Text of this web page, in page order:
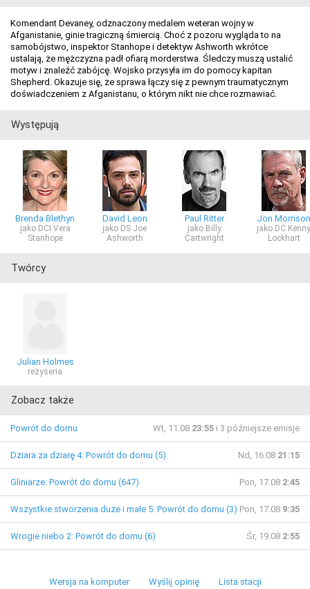
Komendant Devaney, odznaczony medalem weteran wojny w
Afganistanie, ginie tragiczną śmiercią. Choć z pozoru wygląda to na
samobójstwo, inspektor Stanhope i detektyw Ashworth wkrótce
ustalają, że mężczyzna padł ofiarą morderstwa. Śledczy muszą ustalić
motyw i znaleźć zabójcę. Wojsko przysyła im do pomocy kapitan
Shepherd. Okazuje się, że sprawa łączy się z pewnym traumatycznym
doświadczeniem z Afganistanu, o którym nikt nie chce rozmawiać.
Występują
Brenda Blethyn
jako DCI Vera
Stanhope
David Leon
jako DS Joe
Ashworth
Paul Ritter
jako Billy
Cartwright
Jon Morrison
jako DC Kenny
Lockhart
Twórcy
Julian Holmes
reżyseria
Zobacz także
Powrót do domu Wt, 11.08 23:55 i 3 późniejsze emisje
Dziara za dziarę 4: Powrót do domu (5) Nd, 16.08 21:15
Gliniarze: Powrót do domu (647) Pon, 17.08 2:45
Wszystkie stworzenia duże i małe 5: Powrót do domu (3) Pon, 17.08 9:35
Wrogie niebo 2: Powrót do domu (6) Śr, 19.08 2:55
Wersja na komputer Wyślij opinię Lista stacji